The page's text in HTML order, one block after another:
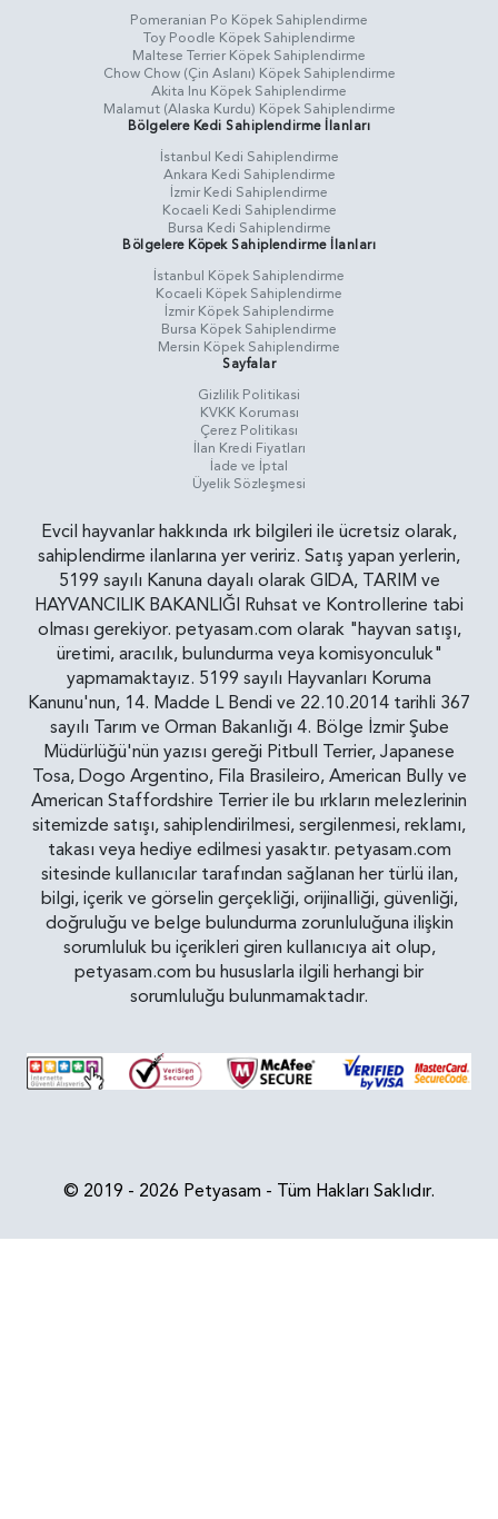
Pomeranian Po Köpek Sahiplendirme
Toy Poodle Köpek Sahiplendirme
Maltese Terrier Köpek Sahiplendirme
Chow Chow (Çin Aslanı) Köpek Sahiplendirme
Akita Inu Köpek Sahiplendirme
Malamut (Alaska Kurdu) Köpek Sahiplendirme
Bölgelere Kedi Sahiplendirme İlanları
İstanbul Kedi Sahiplendirme
Ankara Kedi Sahiplendirme
İzmir Kedi Sahiplendirme
Kocaeli Kedi Sahiplendirme
Bursa Kedi Sahiplendirme
Bölgelere Köpek Sahiplendirme İlanları
İstanbul Köpek Sahiplendirme
Kocaeli Köpek Sahiplendirme
İzmir Köpek Sahiplendirme
Bursa Köpek Sahiplendirme
Mersin Köpek Sahiplendirme
Sayfalar
Gizlilik Politikasi
KVKK Koruması
Çerez Politikası
İlan Kredi Fiyatları
İade ve İptal
Üyelik Sözleşmesi
Evcil hayvanlar hakkında ırk bilgileri ile ücretsiz olarak,
sahiplendirme ilanlarına yer veririz. Satış yapan yerlerin,
5199 sayılı Kanuna dayalı olarak GIDA, TARIM ve
HAYVANCILIK BAKANLIĞI Ruhsat ve Kontrollerine tabi
olması gerekiyor. petyasam.com olarak "hayvan satışı,
üretimi, aracılık, bulundurma veya komisyonculuk"
yapmamaktayız. 5199 sayılı Hayvanları Koruma
Kanunu'nun, 14. Madde L Bendi ve 22.10.2014 tarihli 367
sayılı Tarım ve Orman Bakanlığı 4. Bölge İzmir Şube
Müdürlüğü'nün yazısı gereği Pitbull Terrier, Japanese
Tosa, Dogo Argentino, Fila Brasileiro, American Bully ve
American Staffordshire Terrier ile bu ırkların melezlerinin
sitemizde satışı, sahiplendirilmesi, sergilenmesi, reklamı,
takası veya hediye edilmesi yasaktır. petyasam.com
sitesinde kullanıcılar tarafından sağlanan her türlü ilan,
bilgi, içerik ve görselin gerçekliği, orijinalliği, güvenliği,
doğruluğu ve belge bulundurma zorunluluğuna ilişkin
sorumluluk bu içerikleri giren kullanıcıya ait olup,
petyasam.com bu hususlarla ilgili herhangi bir
sorumluluğu bulunmamaktadır.
© 2019 - 2026 Petyasam - Tüm Hakları Saklıdır.